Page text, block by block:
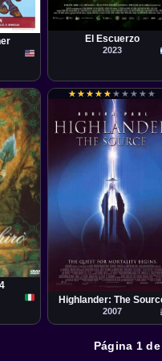
Película
Augusto Sinay
El Escuerzo
2023
★
★ ★
★ ★
★ ★
★ ★
★ ★
★ ★
★ ★
★ ★
★ ★
★
Película
Brett Leonard
Highlander: The
2007
Página 1